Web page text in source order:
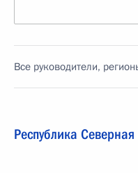
Все руководители,
Республика